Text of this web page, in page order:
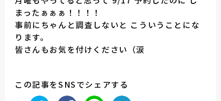
まったぁぁぁ！！！！
事前にちゃんと調査しないと こういうことにな
ります。
皆さんもお気を付けください（涙
この記事をSNSでシェアする